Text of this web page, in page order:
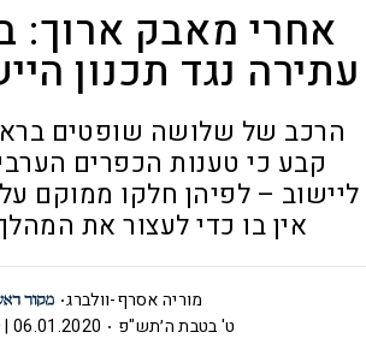
אחרי מאבק ארוך:
עתירה נגד תכנון
הרכב של שלושה שופטים
קבע כי טענות הכפרים
ליישוב – לפיהן חלקו ממוקם
אין בו כדי לעצור את
מוריה אסרף-וולברג
ט' בטבת ה׳תש"פ
06.01.2020 | 12:00